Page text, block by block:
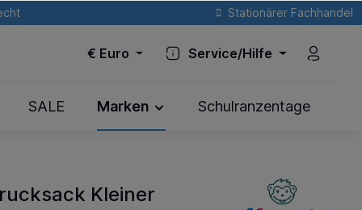
Stationärer Fachhandel
€ Euro Service/Hilfe
SALE Marken Schulranzentage
Kleiner